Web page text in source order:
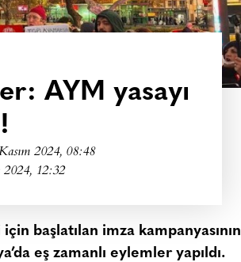
AYM yasayı
2024, 08:48
12:32
başlatılan imza kampanyasının
eş zamanlı eylemler yapıldı.